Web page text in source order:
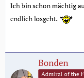
Ich bin schon mächtig
endlich losgeht.
Bonden
Admiral of the